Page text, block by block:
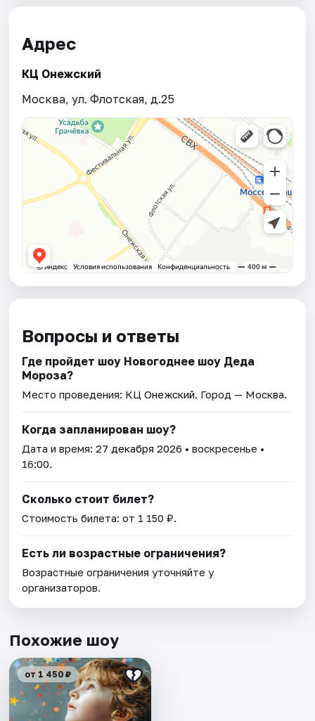
Адрес
КЦ Онежский
Москва, ул. Флотская, д.25
Вопросы и ответы
Где пройдет шоу Новогоднее шоу Деда
Мороза?
Место проведения: КЦ Онежский. Город — Москва.
Когда запланирован шоу?
Дата и время:27 декабря 2026 • воскресенье •
16:00.
Сколько стоит билет?
Стоимость билета: от 1 150 ₽.
Есть ли возрастные ограничения?
Возрастные ограничения уточняйте у
организаторов.
Похожие шоу
от 1 450 ₽